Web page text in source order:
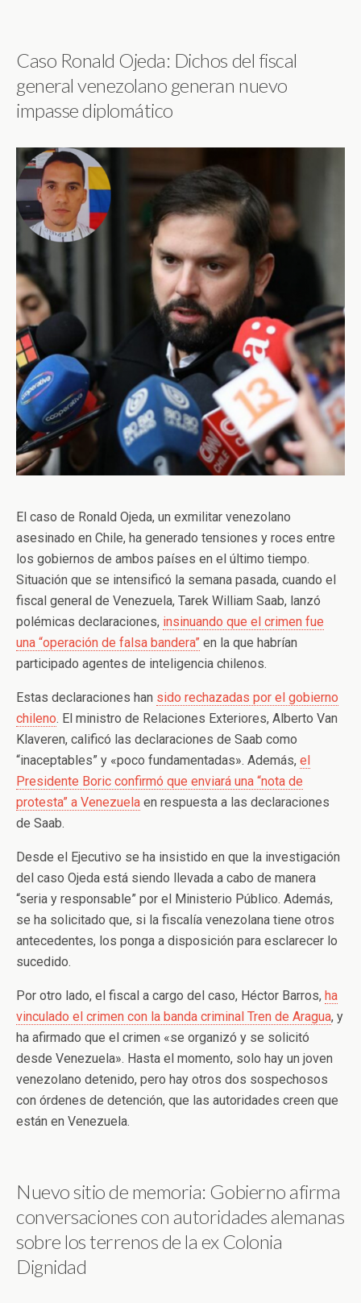
Caso Ronald Ojeda: Dichos del fiscal
general venezolano generan nuevo
impasse diplomático
El caso de Ronald Ojeda, un exmilitar venezolano
asesinado en Chile, ha generado tensiones y roces entre
los gobiernos de ambos países en el último tiempo.
Situación que se intensificó la semana pasada, cuando el
fiscal general de Venezuela, Tarek William Saab, lanzó
polémicas declaraciones, insinuando que el crimen fue
una “operación de falsa bandera” en la que habrían
participado agentes de inteligencia chilenos.
Estas declaraciones han sido rechazadas por el gobierno
chileno. El ministro de Relaciones Exteriores, Alberto Van
Klaveren, calificó las declaraciones de Saab como
“inaceptables” y «poco fundamentadas». Además, el
Presidente Boric confirmó que enviará una “nota de
protesta” a Venezuela en respuesta a las declaraciones
de Saab.
Desde el Ejecutivo se ha insistido en que la investigación
del caso Ojeda está siendo llevada a cabo de manera
“seria y responsable” por el Ministerio Público. Además,
se ha solicitado que, si la fiscalía venezolana tiene otros
antecedentes, los ponga a disposición para esclarecer lo
sucedido.
Por otro lado, el fiscal a cargo del caso, Héctor Barros, ha
vinculado el crimen con la banda criminal Tren de Aragua, y
ha afirmado que el crimen «se organizó y se solicitó
desde Venezuela». Hasta el momento, solo hay un joven
venezolano detenido, pero hay otros dos sospechosos
con órdenes de detención, que las autoridades creen que
están en Venezuela.
Nuevo sitio de memoria: Gobierno afirma
conversaciones con autoridades alemanas
sobre los terrenos de la ex Colonia
Dignidad